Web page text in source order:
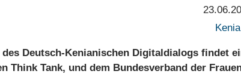
Kenia
des Deutsch-Kenianischen Digitaldialogs findet
Think Tank, und dem Bundesverband der